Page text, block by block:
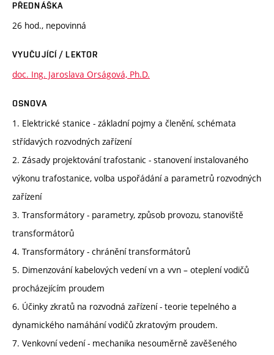
PŘEDNÁŠKA
26 hod., nepovinná
VYUČUJÍCÍ / LEKTOR
doc. Ing. Jaroslava Orságová, Ph.D.
OSNOVA
1. Elektrické stanice - základní pojmy a členění, schémata
střídavých rozvodných zařízení
2. Zásady projektování trafostanic - stanovení instalovaného
výkonu trafostanice, volba uspořádání a parametrů rozvodných
zařízení
3. Transformátory - parametry, způsob provozu, stanoviště
transformátorů
4. Transformátory - chránění transformátorů
5. Dimenzování kabelových vedení vn a vvn – oteplení vodičů
procházejícím proudem
6. Účinky zkratů na rozvodná zařízení - teorie tepelného a
dynamického namáhání vodičů zkratovým proudem.
7. Venkovní vedení - mechanika nesouměrně zavěšeného